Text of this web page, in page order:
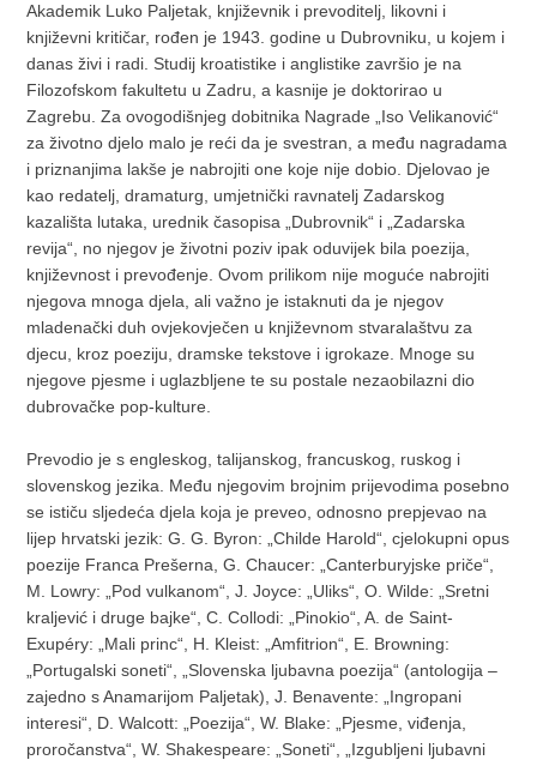
Akademik Luko Paljetak, književnik i prevoditelj, likovni i
književni kritičar, rođen je 1943. godine u Dubrovniku, u kojem i
danas živi i radi. Studij kroatistike i anglistike završio je na
Filozofskom fakultetu u Zadru, a kasnije je doktorirao u
Zagrebu. Za ovogodišnjeg dobitnika Nagrade „Iso Velikanović“
za životno djelo malo je reći da je svestran, a među nagradama
i priznanjima lakše je nabrojiti one koje nije dobio. Djelovao je
kao redatelj, dramaturg, umjetnički ravnatelj Zadarskog
kazališta lutaka, urednik časopisa „Dubrovnik“ i „Zadarska
revija“, no njegov je životni poziv ipak oduvijek bila poezija,
književnost i prevođenje. Ovom prilikom nije moguće nabrojiti
njegova mnoga djela, ali važno je istaknuti da je njegov
mladenački duh ovjekovječen u književnom stvaralaštvu za
djecu, kroz poeziju, dramske tekstove i igrokaze. Mnoge su
njegove pjesme i uglazbljene te su postale nezaobilazni dio
dubrovačke pop-kulture.
Prevodio je s engleskog, talijanskog, francuskog, ruskog i
slovenskog jezika. Među njegovim brojnim prijevodima posebno
se ističu sljedeća djela koja je preveo, odnosno prepjevao na
lijep hrvatski jezik: G. G. Byron: „Childe Harold“, cjelokupni opus
poezije Franca Prešerna, G. Chaucer: „Canterburyjske priče“,
M. Lowry: „Pod vulkanom“, J. Joyce: „Uliks“, O. Wilde: „Sretni
kraljević i druge bajke“, C. Collodi: „Pinokio“, A. de Saint-
Exupéry: „Mali princ“, H. Kleist: „Amfitrion“, E. Browning:
„Portugalski soneti“, „Slovenska ljubavna poezija“ (antologija –
zajedno s Anamarijom Paljetak), J. Benavente: „Ingropani
interesi“, D. Walcott: „Poezija“, W. Blake: „Pjesme, viđenja,
proročanstva“, W. Shakespeare: „Soneti“, „Izgubljeni ljubavni